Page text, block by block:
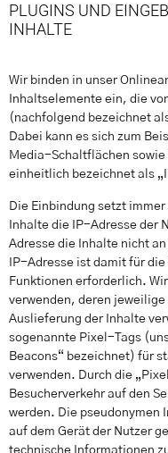
PLUGINS UND
INHALTE
Wir binden in unser
Inhaltselemente ein, die
(nachfolgend bezeichnet
Dabei kann es sich zum
Media-Schaltflächen
einheitlich bezeichnet als
Die Einbindung setzt
Inhalte die IP-Adresse der
Adresse die Inhalte nicht
IP-Adresse ist damit für
Funktionen erforderlich.
verwenden, deren
Auslieferung der Inhalte
sogenannte Pixel-Tags
Beacons“ bezeichnet) für
verwenden. Durch die
Besucherverkehr auf den
werden. Die pseudonymen
auf dem Gerät der Nutzer
technische Informationen